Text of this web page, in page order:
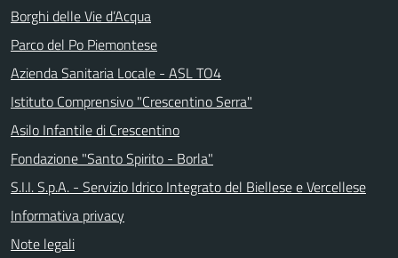
Borghi delle Vie d’Acqua
Parco del Po Piemontese
Azienda Sanitaria Locale - ASL TO4
Istituto Comprensivo "Crescentino Serra"
Asilo Infantile di Crescentino
Fondazione "Santo Spirito - Borla"
S.I.I. S.p.A. - Servizio Idrico Integrato del Biellese e Vercellese
Informativa privacy
Note legali